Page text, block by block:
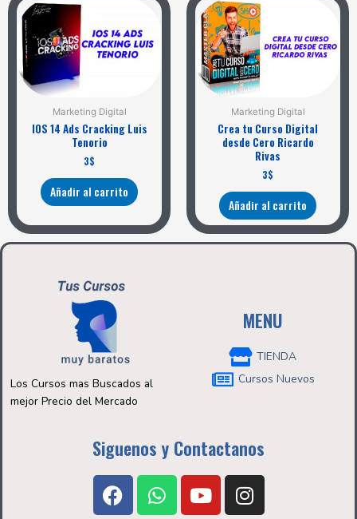
Marketing Digital
IOS 14 Ads Cracking Luis
Tenorio
3$
Añadir al carrito
Marketing Digital
Crea tu Curso Digital
desde Cero Ricardo
Rivas
3$
Añadir al carrito
Los Cursos mas Buscados al
mejor Precio del Mercado
MENU
TIENDA
Cursos Nuevos
Siguenos y Contactanos
F
a
W
h
Y
o
I
n